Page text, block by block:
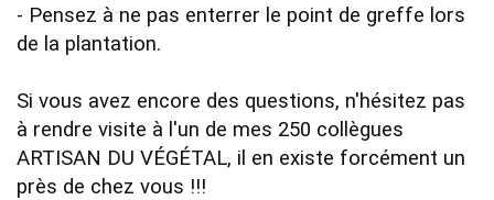
- Pensez à ne pas enterrer le point de greffe lors
de la plantation.
Si vous avez encore des questions, n'hésitez pas
à rendre visite à l'un de mes 250 collègues
ARTISAN DU VÉGÉTAL, il en existe forcément un
près de chez vous !!!